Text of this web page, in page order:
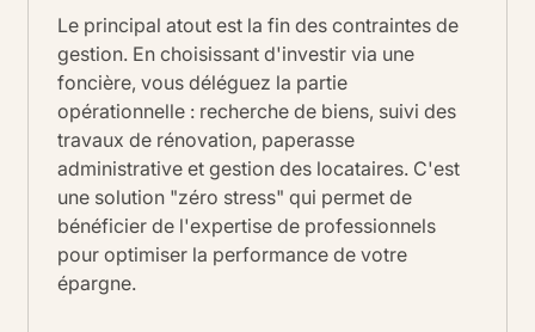
Le principal atout est la fin des contraintes de
gestion. En choisissant d'investir via une
foncière, vous déléguez la partie
opérationnelle : recherche de biens, suivi des
travaux de rénovation, paperasse
administrative et gestion des locataires. C'est
une solution "zéro stress" qui permet de
bénéficier de l'expertise de professionnels
pour optimiser la performance de votre
épargne.